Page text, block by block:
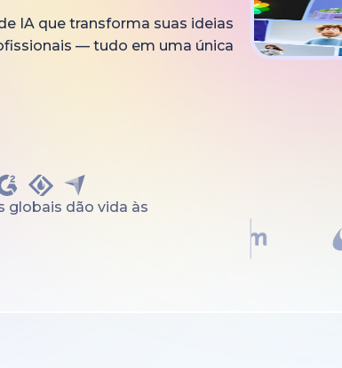
IA que transforma suas ideias
— tudo em uma única
globais dão vida às